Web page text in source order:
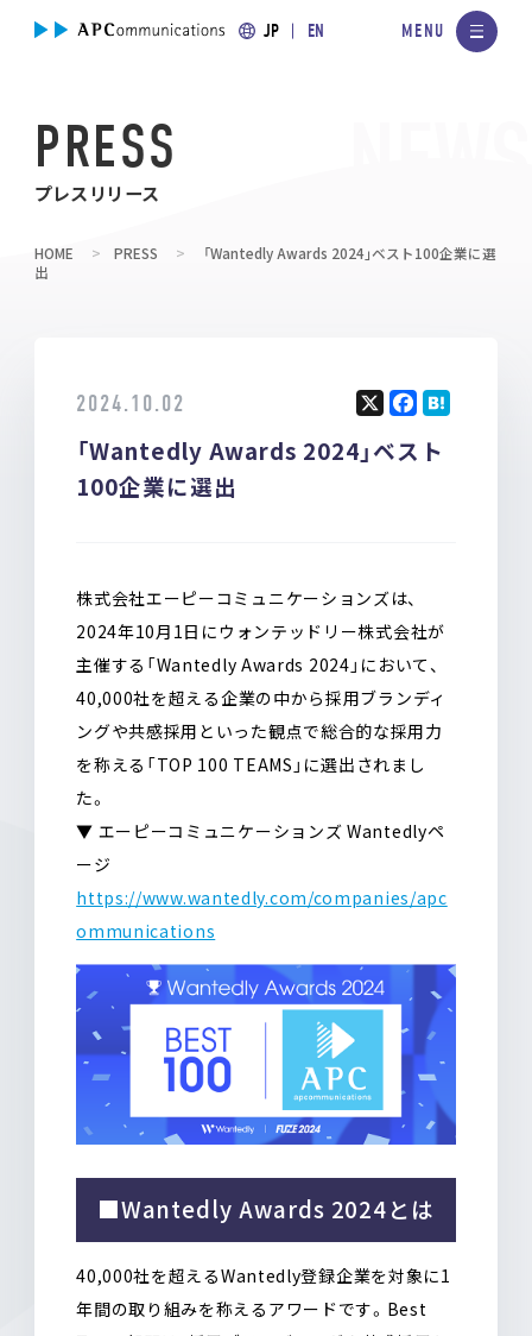
JP EN
PRESS
プレスリリース
HOME PRESS
「Wantedly Awards 2024」ベスト100企業に選
出
2024.10.02
「Wantedly Awards 2024」ベスト
100企業に選出
a
k
at
株式会社エーピーコミュニケーションズは、
2024年10月1日にウォンテッドリー株式会社が
主催する「Wantedly Awards 2024」において、
40,000社を超える企業の中から採用ブランディ
ングや共感採用といった観点で総合的な採用力
を称える「TOP 100 TEAMS」に選出されまし
た。
▼ エーピーコミュニケーションズ Wantedlyペ
ージ
https://www.wantedly.com/companies/apc
ommunications
■Wantedly Awards 2024とは
40,000社を超えるWantedly登録企業を対象に1
年間の取り組みを称えるアワードです。Best